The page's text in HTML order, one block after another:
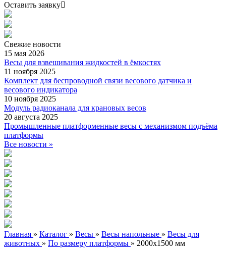
Оставить заявку
Свежие новости
15 мая 2026
Весы для взвешивания жидкостей в ёмкостях
11 ноября 2025
Комплект для беспроводной связи весового датчика и
весового индикатора
10 ноября 2025
Модуль радиоканала для крановых весов
20 августа 2025
Промышленные платформенные весы с механизмом подъёма
платформы
Все новости »
Главная » Каталог » Весы » Весы напольные » Весы для
животных » По размеру платформы » 2000х1500 мм